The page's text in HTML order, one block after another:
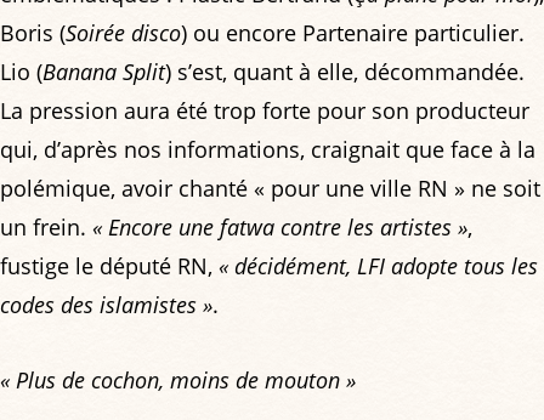
Boris (Soirée disco) ou encore Partenaire particulier.
Lio (Banana Split) s’est, quant à elle, décommandée.
La pression aura été trop forte pour son producteur
qui, d’après nos informations, craignait que face à la
polémique, avoir chanté « pour une ville RN » ne soit
un frein. « Encore une fatwa contre les artistes »,
fustige le député RN, « décidément, LFI adopte tous les
codes des islamistes ».
« Plus de cochon, moins de mouton »